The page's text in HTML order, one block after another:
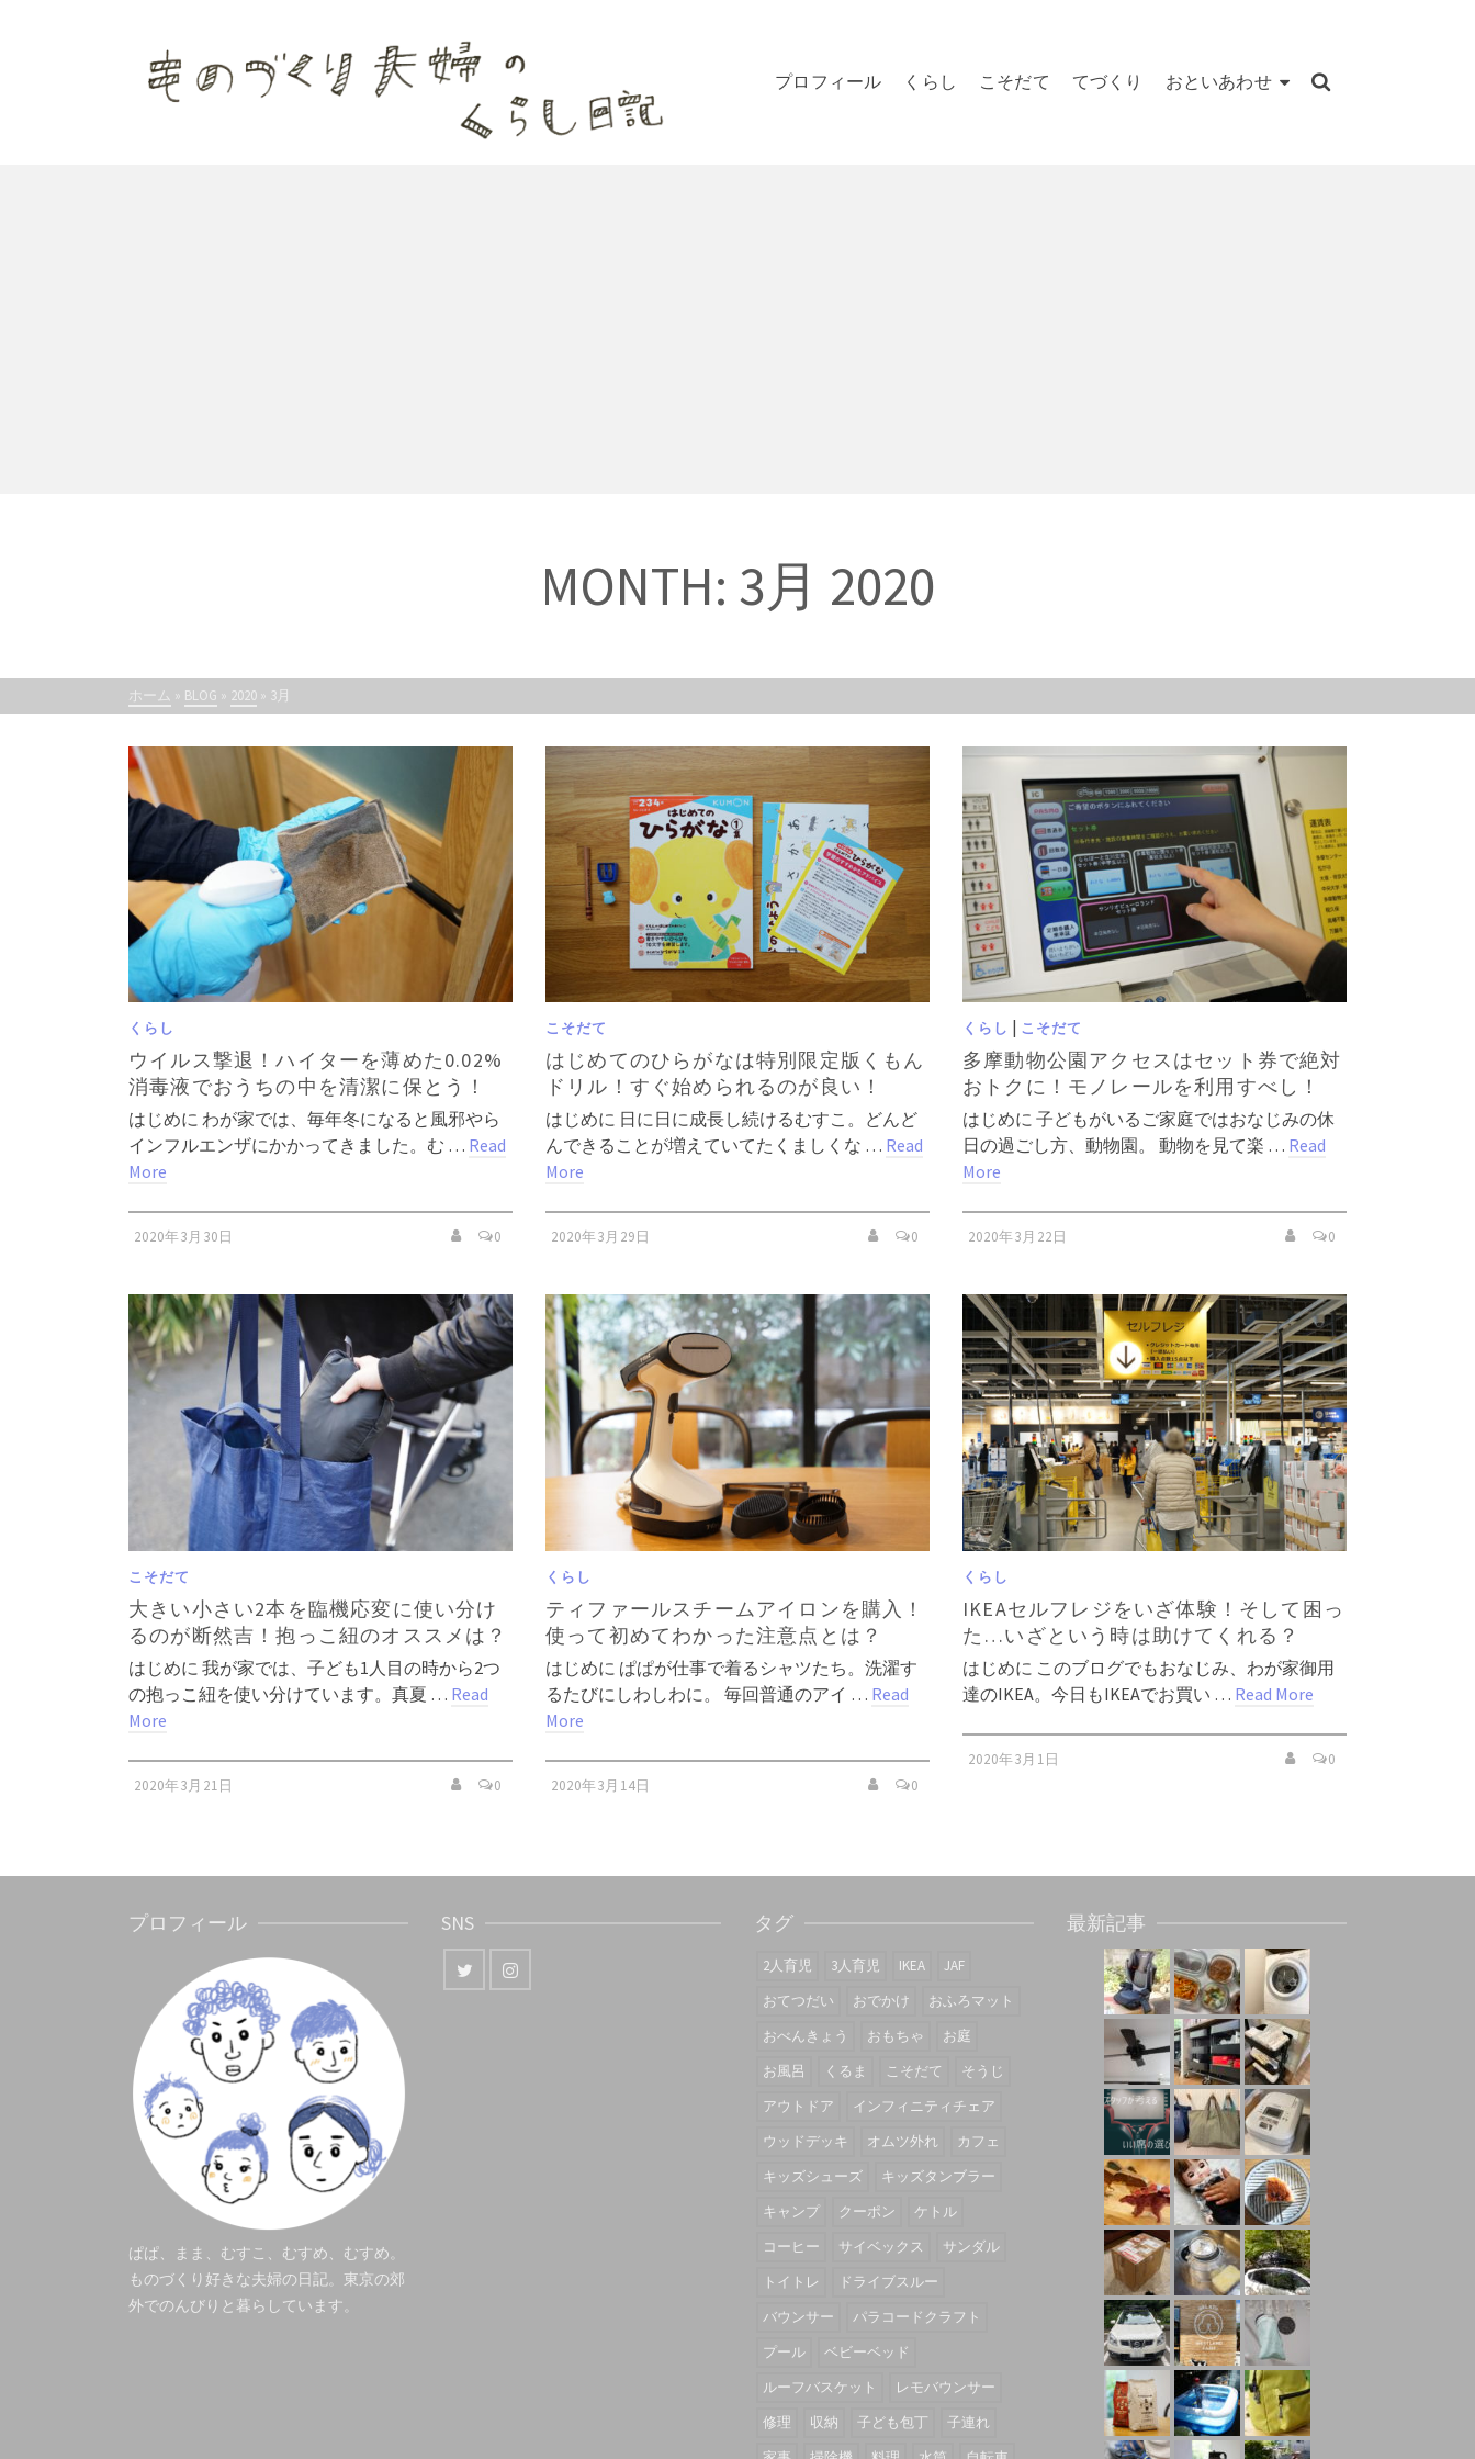
プロフィール くらし こそだて てづくり おといあわせ
MONTH: 3月 2020
ホーム » BLOG » 2020 » 3月
くらし
ウイルス撃退！ハイターを薄めた0.02%
消毒液でおうちの中を清潔に保とう！
はじめに わが家では、毎年冬になると風邪やら
インフルエンザにかかってきました。む … Read
More
2020年3月30日 0
こそだて
はじめてのひらがなは特別限定版くもん
ドリル！すぐ始められるのが良い！
はじめに 日に日に成長し続けるむすこ。どんど
んできることが増えていてたくましくな … Read
More
2020年3月29日 0
くらし | こそだて
多摩動物公園アクセスはセット券で絶対
おトクに！モノレールを利用すべし！
はじめに 子どもがいるご家庭ではおなじみの休
日の過ごし方、動物園。 動物を見て楽 … Read
More
2020年3月22日 0
こそだて
大きい小さい2本を臨機応変に使い分け
るのが断然吉！抱っこ紐のオススメは？
はじめに 我が家では、子ども1人目の時から2つ
の抱っこ紐を使い分けています。真夏 … Read
More
2020年3月21日 0
くらし
ティファールスチームアイロンを購入！
使って初めてわかった注意点とは？
はじめに ぱぱが仕事で着るシャツたち。洗濯す
るたびにしわしわに。 毎回普通のアイ … Read
More
2020年3月14日 0
くらし
IKEAセルフレジをいざ体験！そして困っ
た…いざという時は助けてくれる？
はじめに このブログでもおなじみ、わが家御用
達のIKEA。今日もIKEAでお買い … Read More
2020年3月1日 0
プロフィール
ぱぱ、まま、むすこ、むすめ、むすめ。
ものづくり好きな夫婦の日記。東京の郊
外でのんびりと暮らしています。
SNS タグ
2人育児 3人育児 IKEA
JAF
おてつだい
おでかけ
おふろマット
おべんきょう
おもちゃ
お庭
お風呂
くるま こそだて
そうじ
アウトドア
インフィニティチェア
ウッドデッキ
オムツ外れ
カフェ
キッズシューズ
キッズタンブラー
キャンプ
クーポン
ケトル
コーヒー
サイベックス
サンダル
トイトレ
ドライブスルー
バウンサー
パラコードクラフト
プール
ベビーベッド
ルーフバスケット
レモバウンサー
修理
収納 子ども包丁
子連れ
最新記事